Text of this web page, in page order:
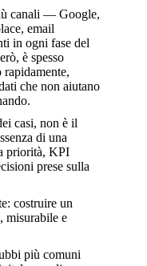
canali — Google,
email
in ogni fase del
è spesso
rapidamente,
che non aiutano
casi, non è il
di una
priorità, KPI
prese sulla
costruire un
misurabile e
più comuni